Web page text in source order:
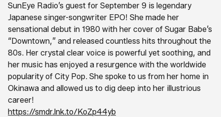
SunEye Radio’s guest for September 9 is legendary
Japanese singer-songwriter EPO! She made her
sensational debut in 1980 with her cover of Sugar Babe’s
“Downtown,” and released countless hits throughout the
80s. Her crystal clear voice is powerful yet soothing, and
her music has enjoyed a resurgence with the worldwide
popularity of City Pop. She spoke to us from her home in
Okinawa and allowed us to dig deep into her illustrious
career!
https://smdr.lnk.to/KoZp44yb